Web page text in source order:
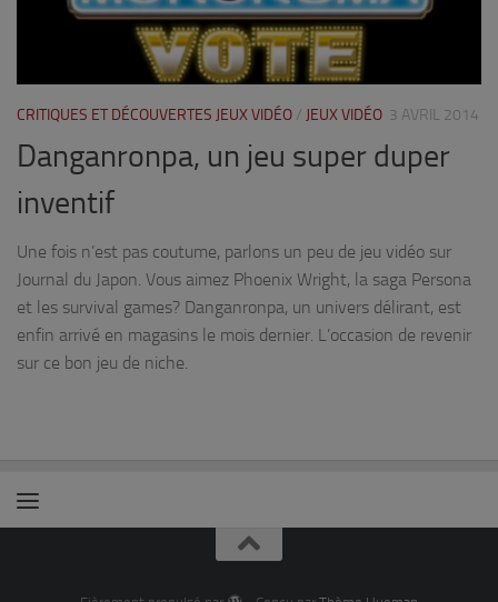
CRITIQUES ET DÉCOUVERTES JEUX VIDÉO / JEUX VIDÉO 3 AVRIL 2014
Danganronpa, un jeu super duper
inventif
Une fois n’est pas coutume, parlons un peu de jeu vidéo sur
Journal du Japon. Vous aimez Phoenix Wright, la saga Persona
et les survival games? Danganronpa, un univers délirant, est
enfin arrivé en magasins le mois dernier. L’occasion de revenir
sur ce bon jeu de niche.